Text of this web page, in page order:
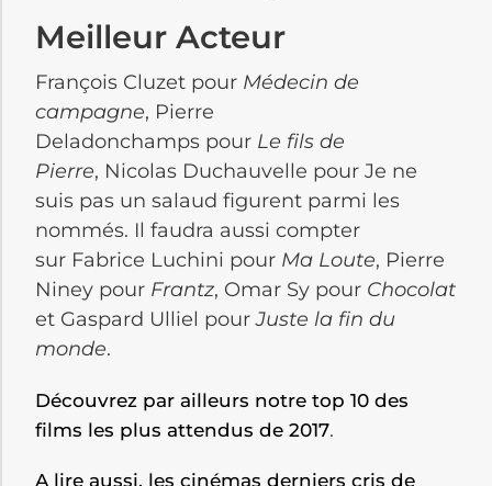
Meilleur Acteur
François Cluzet pour Médecin de
campagne, Pierre
Deladonchamps pour Le fils de
Pierre, Nicolas Duchauvelle pour Je ne
suis pas un salaud figurent parmi les
nommés. Il faudra aussi compter
sur Fabrice Luchini pour Ma Loute, Pierre
Niney pour Frantz, Omar Sy pour Chocolat
et Gaspard Ulliel pourJuste la fin du
monde.
Découvrez par ailleurs notre top 10 des
films les plus attendus de 2017.
A lire aussi, les cinémas derniers cris de